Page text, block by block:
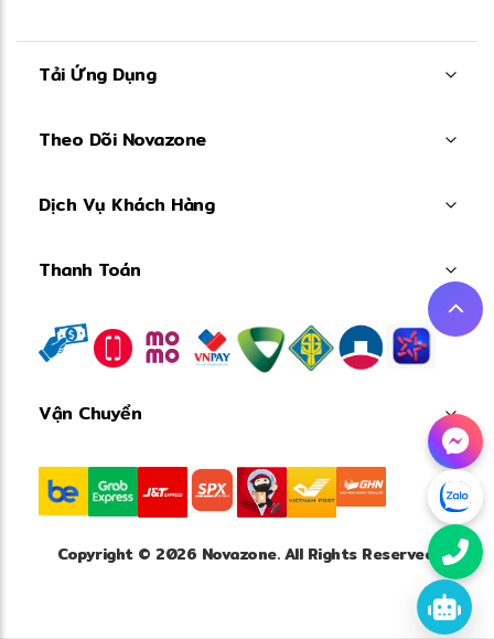
cao, Lenovo IdeaPad Slim 3 mang đến trải
nghiệm sử dụng toàn diện, đáp ứng tốt nhu
sống hiện đại.
Tải Ứng Dụng
Theo Dõi Novazone
Dịch Vụ Khách Hàng
Thanh Toán
Vận Chuyển
Copyright © 2026 Novazone. All Rights Reserved.